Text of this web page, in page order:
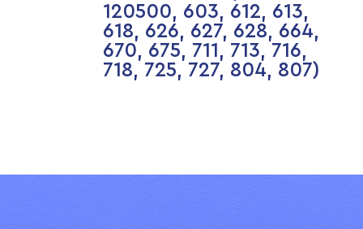
120500, 603, 612, 613,
618, 626, 627, 628, 664,
670, 675, 711, 713, 716,
718, 725, 727, 804, 807)